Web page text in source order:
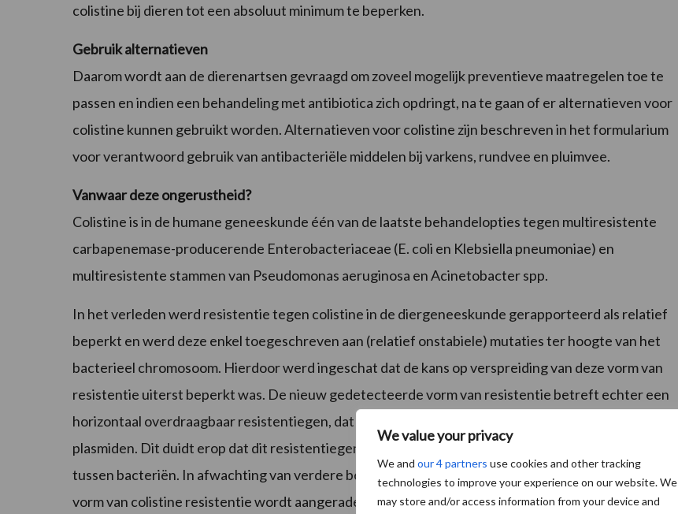
We value your privacy
We and our 4 partners use cookies and other tracking
technologies to improve your experience on our website. We
may store and/or access information from your device and
colistine bij dieren tot een absoluut minimum te beperken.
Gebruik alternatieven
Daarom wordt aan de dierenartsen gevraagd om zoveel mogelijk preventieve maatregelen toe te
passen en indien een behandeling met antibiotica zich opdringt, na te gaan of er alternatieven voor
colistine kunnen gebruikt worden. Alternatieven voor colistine zijn beschreven in het formularium
voor verantwoord gebruik van antibacteriële middelen bij varkens, rundvee en pluimvee.
Vanwaar deze ongerustheid?
Colistine is in de humane geneeskunde één van de laatste behandelopties tegen multiresistente
carbapenemase-producerende Enterobacteriaceae (E. coli en Klebsiella pneumoniae) en
multiresistente stammen van Pseudomonas aeruginosa en Acinetobacter spp.
In het verleden werd resistentie tegen colistine in de diergeneeskunde gerapporteerd als relatief
beperkt en werd deze enkel toegeschreven aan (relatief onstabiele) mutaties ter hoogte van het
bacterieel chromosoom. Hierdoor werd ingeschat dat de kans op verspreiding van deze vorm van
resistentie uiterst beperkt was. De nieuw gedetecteerde vorm van resistentie betreft echter een
horizontaal overdraagbaar resistentiegen, dat bovendien teruggevonden werd op verschillende
plasmiden. Dit duidt erop dat dit resistentiegen het potentieel heeft om overgedragen te worden
tussen bacteriën. In afwachting van verdere bevestiging van het risico van deze overdraagbare
vorm van colistine resistentie wordt aangeraden colistine gebruik tot het strikt noodzakelijk